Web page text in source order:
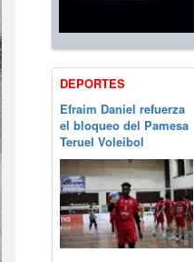
DEPORTES
Efraim Daniel refuerza
el bloqueo del Pamesa
Teruel Voleibol